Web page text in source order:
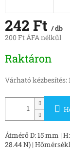
242 Ft / db
200 Ft ÁFA nélkül
Raktáron
Várható kézbesítés:
Átmérő D: 15 mm |
28.44 N) |